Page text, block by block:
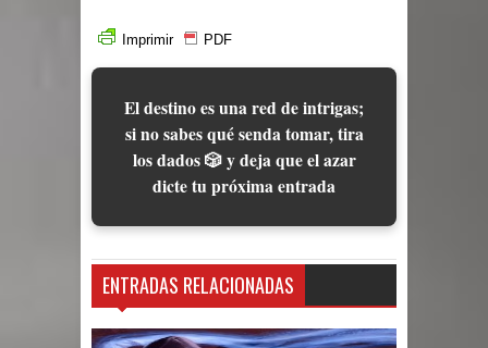
Imprimir PDF
El destino es una red de intrigas;
si no sabes qué senda tomar, tira
los dados 🎲 y deja que el azar
dicte tu próxima entrada
ENTRADAS RELACIONADAS